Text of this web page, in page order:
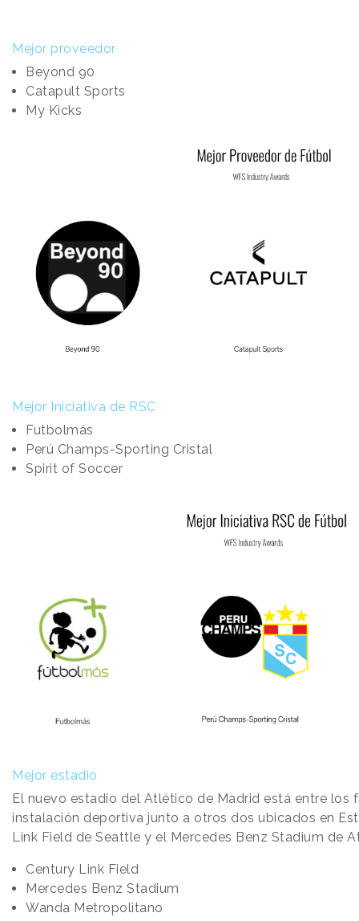
Mejor proveedor
Beyond 90
Catapult Sports
My Kicks
Mejor Iniciativa de RSC
Futbolmás
Perú Champs-Sporting Cristal
Spirit of Soccer
Mejor estadio
El nuevo estadio del Atlético de Madrid está entre los
instalación deportiva junto a otros dos ubicados en
Link Field de Seattle y el Mercedes Benz Stadium de
Century Link Field
Mercedes Benz Stadium
Wanda Metropolitano